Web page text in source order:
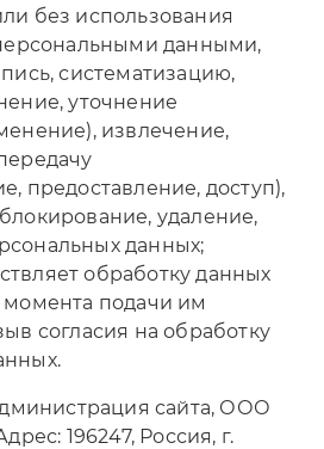
без использования
данными,
систематизацию,
уточнение
извлечение,
предоставление, доступ),
удаление,
данных;
обработку данных
момента подачи им
согласия на обработку
сайта, ООО
196247, Россия, г.